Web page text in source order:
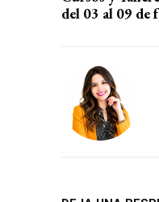
del 03 al 09 de